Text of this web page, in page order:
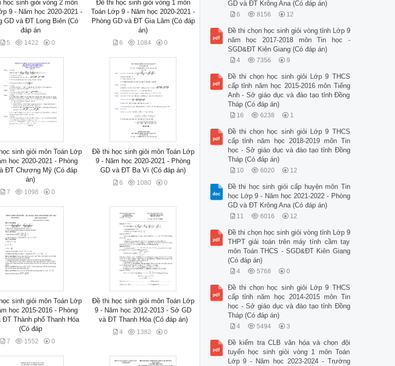
học sinh giỏi vòng 2 môn
9 - Năm học 2020-2021 -
GD và ĐT Long Biên (Có
đáp án
5 1422 0
Đề thi học sinh giỏi vòng 1 môn
Toán Lớp 9 - Năm học 2020-2021 -
Phòng GD và ĐT Gia Lâm (Có đáp
án)
6 1084 0
sinh giỏi môn Toán Lớp
học 2020-2021 - Phòng
ĐT Chương Mỹ (Có đáp
án)
7 1098 0
Đề thi học sinh giỏi môn Toán Lớp
9 - Năm học 2020-2021 - Phòng
GD và ĐT Ba Vì (Có đáp án)
6 1080 0
sinh giỏi môn Toán Lớp
học 2015-2016 - Phòng
ĐT Thành phố Thanh Hóa
(Có đáp
7 1552 0
Đề thi học sinh giỏi môn Toán Lớp
9 - Năm học 2012-2013 - Sở GD
và ĐT Thanh Hóa (Có đáp án)
4 1382 0
GD và ĐT Krông Ana (Có đáp án)
6 8156 12
Đề thi chọn học sinh giỏi vòng tỉnh Lớp 9
năm học 2017-2018 môn Tin học -
SGD&ĐT Kiên Giang (Có đáp án)
4 7356 9
Đề thi chọn học sinh giỏi Lớp 9 THCS
cấp tỉnh năm học 2015-2016 môn Tiếng
Anh - Sở giáo dục và đào tạo tỉnh Đồng
Tháp (Có đáp án)
16 6238 1
Đề thi chọn học sinh giỏi Lớp 9 THCS
cấp tỉnh năm học 2018-2019 môn Tin
học - Sở giáo dục và đào tạo tỉnh Đồng
Tháp (Có đáp án)
10 6020 12
Đề thi học sinh giỏi cấp huyện môn Tin
học Lớp 9 - Năm học 2021-2022 - Phòng
GD và ĐT Krông Ana (Có đáp án)
11 6016 12
Đề thi chọn học sinh giỏi vòng tỉnh Lớp 9
THPT giải toán trên máy tính cầm tay
môn Toán THCS - SGD&ĐT Kiên Giang
(Có đáp án)
4 5768 0
Đề thi chọn học sinh giỏi Lớp 9 THCS
cấp tỉnh năm học 2014-2015 môn Tin
học - Sở giáo dục và đào tạo tỉnh Đồng
Tháp (Có đáp án)
4 5494 3
Đề kiểm tra CLB văn hóa và chọn đội
tuyển học sinh giỏi vòng 1 môn Toán
Lớp 9 - Năm học 2023-2024 - Trường